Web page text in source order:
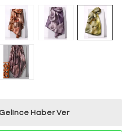
Haber Ver